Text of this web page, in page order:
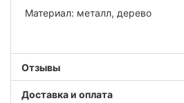
Материал: металл, дерево
Отзывы
Доставка и оплата